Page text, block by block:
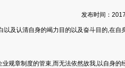
发布时间：
及认清自身的竭力目的以及奋斗目的,在
规章制度的管束,而无法依然故我,以自身